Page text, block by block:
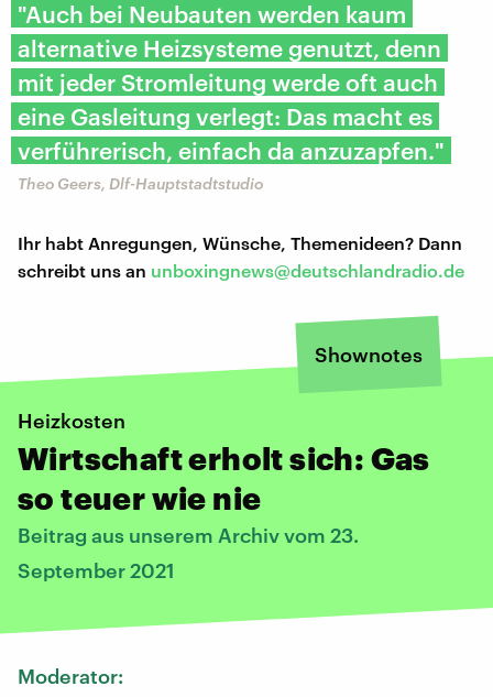
"Auch bei Neubauten werden kaum
alternative Heizsysteme genutzt, denn
mit jeder Stromleitung werde oft auch
eine Gasleitung verlegt: Das macht es
verführerisch, einfach da anzuzapfen."
Theo Geers, Dlf-Hauptstadtstudio
Ihr habt Anregungen, Wünsche, Themenideen? Dann
schreibt uns an unboxingnews@deutschlandradio.de
Shownotes
Heizkosten
Wirtschaft erholt sich: Gas
so teuer wie nie
Beitrag aus unserem Archiv vom 23.
September 2021
Moderator: